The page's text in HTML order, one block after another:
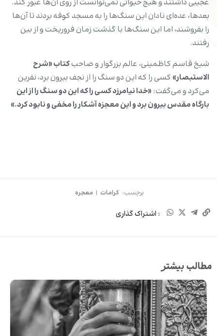
عجیبی داشتند و هیچ حیوانی نمی‌توانست از روی آن‌ها عبور کند.
بعدها، عده‌ای نادان این سنگ‌ها را به مسجد کوفه بردند تا آن‌ها
را بفروشند، اما این سنگ‌ها با گذشت زمان فروریخت و از بین
رفتند.
شیخ قاسم کاظمینی، عالم بزرگوار و صاحبکتاب «شرح
الاستبصار» کسی را که این دو سنگ را از نجف بیرون برد، نفرین
می‌کرد و می‌گفت: «خدا نیامرزد کسی را که این دو سنگ را از این
بارگاه مقدس بیرون برد و این معجزه آشکار را مخفی و نابود کرد.»
برچسب: کرامات | معجره
: اشتراک گذاری
مطالب بیشتر